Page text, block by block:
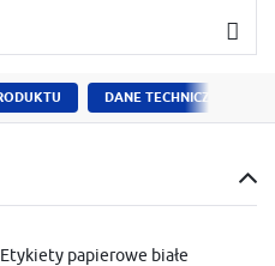
DANE TECHNICZNE
papierowe białe